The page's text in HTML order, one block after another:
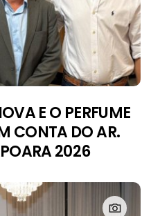
E O PERFUME
CONTA DO AR.
2026